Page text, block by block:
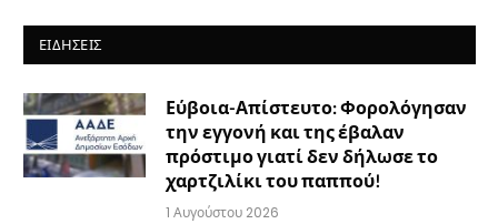
ΕΙΔΉΣΕΙΣ
Εύβοια-Απίστευτο: Φορολόγησαν
την εγγονή και της έβαλαν
πρόστιμο γιατί δεν δήλωσε το
χαρτζιλίκι του παππού!
1 Αυγούστου 2026